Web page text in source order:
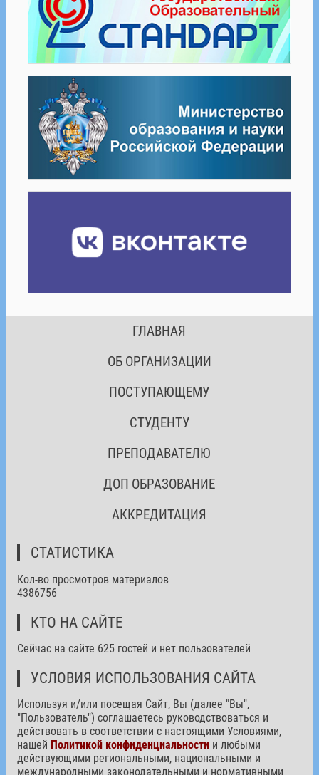
ГЛАВНАЯ
ОБ ОРГАНИЗАЦИИ
ПОСТУПАЮЩЕМУ
СТУДЕНТУ
ПРЕПОДАВАТЕЛЮ
ДОП ОБРАЗОВАНИЕ
АККРЕДИТАЦИЯ
СТАТИСТИКА
Кол-во просмотров материалов
4386756
КТО НА САЙТЕ
Сейчас на сайте 625 гостей и нет пользователей
УСЛОВИЯ ИСПОЛЬЗОВАНИЯ САЙТА
Используя и/или посещая Сайт, Вы (далее "Вы",
"Пользователь") соглашаетесь руководствоваться и
действовать в соответствии с настоящими Условиями,
нашей Политикой конфиденциальностии любыми
действующими региональными, национальными и
международными законодательными и нормативными